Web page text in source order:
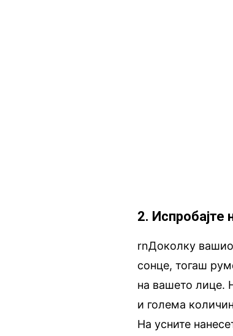
2. Испробајте
rnДоколку
сонце, тогаш
на вашето лице.
и голема
На усните